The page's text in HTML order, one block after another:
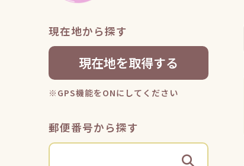
現在地から探す
現在地を取得する
※GPS機能をONにしてください
郵便番号から探す